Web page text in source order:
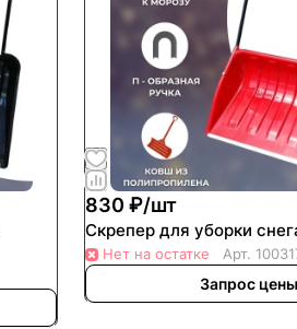
830 ₽/шт
Скрепер для уборки
Нет на остатке Арт.
Запрос цены